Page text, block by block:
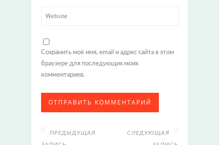
Сохранить моё имя, email и адрес сайта в этом
браузере для последующих моих
комментариев.
ПРЕДЫДУЩАЯ
СЛЕДУЮЩАЯ